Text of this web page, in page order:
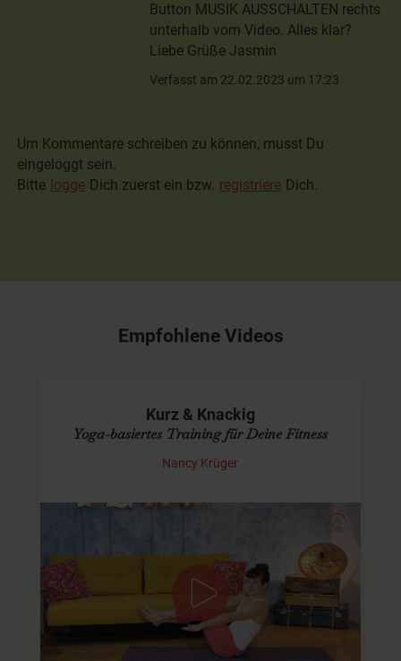
Button MUSIK AUSSCHALTEN rechts
unterhalb vom Video. Alles klar?
Liebe Grüße Jasmin
Verfasst am 22.02.2023 um 17:23
Um Kommentare schreiben zu können, musst Du
eingeloggt sein.
Bitte logge Dich zuerst ein bzw. registriere Dich.
Empfohlene Videos
Kurz & Knackig
Yoga-basiertes Training für Deine Fitness
Nancy Krüger
15 Minuten Yoga-Training
Ich lade Dich zu eine kurzen und knackigen Sequenz ein,
in der wir Arme, Beine, Rücken, Bauch und die Flanken
trainieren. Ein echter Allrounder in nur 15 Minuten. Das
geht…